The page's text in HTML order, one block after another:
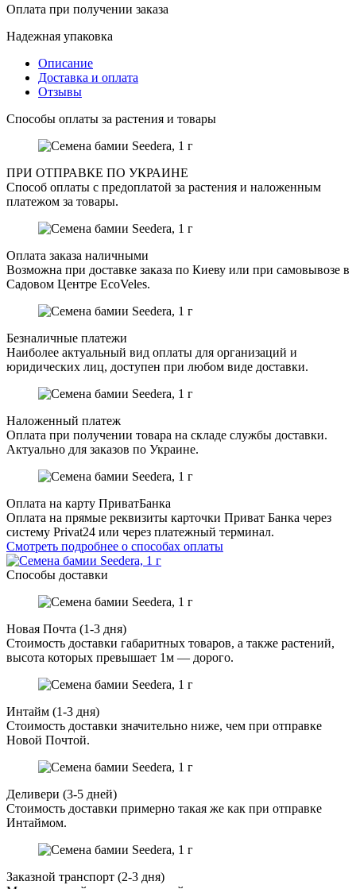
Оплата при получении заказа
Надежная упаковка
Описание
Доставка и оплата
Отзывы
Способы оплаты за растения и товары
ПРИ ОТПРАВКЕ ПО УКРАИНЕ
Способ оплаты с предоплатой за растения и наложенным
платежом за товары.
Оплата заказа наличными
Возможна при доставке заказа по Киеву или при самовывозе в
Садовом Центре EcoVeles.
Безналичные платежи
Наиболее актуальный вид оплаты для организаций и
юридических лиц, доступен при любом виде доставки.
Наложенный платеж
Оплата при получении товара на складе службы доставки.
Актуально для заказов по Украине.
Оплата на карту ПриватБанка
Оплата на прямые реквизиты карточки Приват Банка через
систему Privat24 или через платежный терминал.
Смотреть подробнее о способах оплаты
Способы доставки
Новая Почта (1-3 дня)
Стоимость доставки габаритных товаров, а также растений,
высота которых превышает 1м — дорого.
Интайм (1-3 дня)
Стоимость доставки значительно ниже, чем при отправке
Новой Почтой.
Деливери (3-5 дней)
Стоимость доставки примерно такая же как при отправке
Интаймом.
Заказной транспорт (2-3 дня)